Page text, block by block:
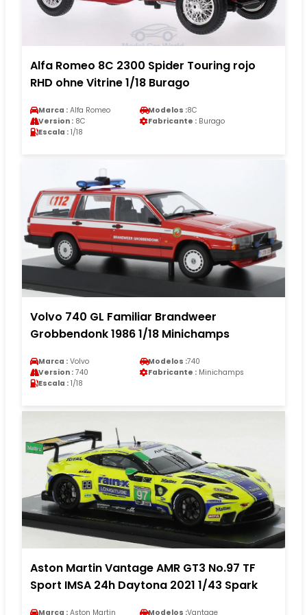
Alfa Romeo 8C 2300 Spider Touring rojo
RHD ohne Vitrine 1/18 Burago
Marca : Alfa Romeo Modelos :8C
Version : 8C Fabricante : Burago
Escala : 1/18
Volvo 740 GL Familiar Brandweer
Grobbendonk 1986 1/18 Minichamps
Marca : Volvo Modelos :740
Version : 740 Fabricante : Minichamps
Escala : 1/18
Aston Martin Vantage AMR GT3 No.97 TF
Sport IMSA 24h Daytona 2021 1/43 Spark
Marca : Aston Martin Modelos :Vantage